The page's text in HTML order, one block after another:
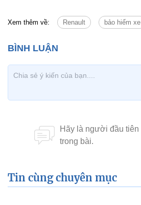
Xem thêm về: Renault bảo hiểm xe
Tin cùng chuyên mục